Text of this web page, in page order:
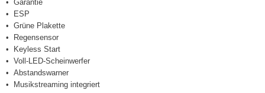
Garantie
ESP
Grüne Plakette
Regensensor
Keyless Start
Voll-LED-Scheinwerfer
Abstandswarner
Musikstreaming integriert